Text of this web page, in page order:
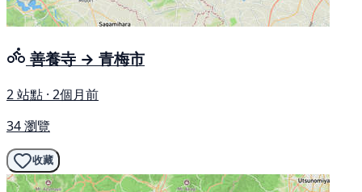
善養寺 → 青梅市
2 站點 · 2個月前
34 瀏覽
收藏